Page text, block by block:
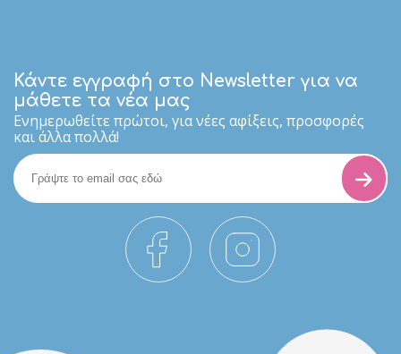
Κάντε εγγραφή στο Newsletter για να
μάθετε τα νέα μας
Eνημερωθείτε πρώτοι, για νέες αφίξεις, προσφορές
και άλλα πολλά!